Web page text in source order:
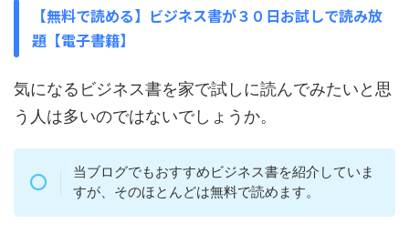
【無料で読める】ビジネス書が３０日お試しで読み放
題【電子書籍】
気になるビジネス書を家で試しに読んでみたいと思
う人は多いのではないでしょうか。
当ブログでもおすすめビジネス書を紹介していま
すが、そのほとんどは無料で読めます。